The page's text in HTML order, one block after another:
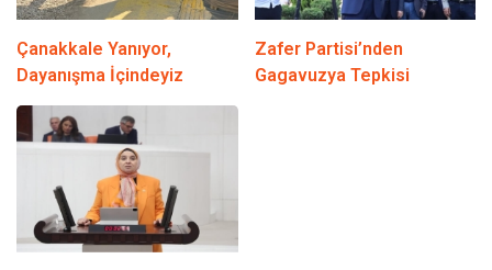
Çanakkale Yanıyor,
Dayanışma İçindeyiz
Zafer Partisi’nden
Gagavuzya Tepkisi